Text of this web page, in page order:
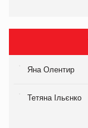
Яна Олентир
Тетяна Ільєнко